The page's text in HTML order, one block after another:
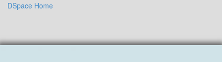
DSpace Home